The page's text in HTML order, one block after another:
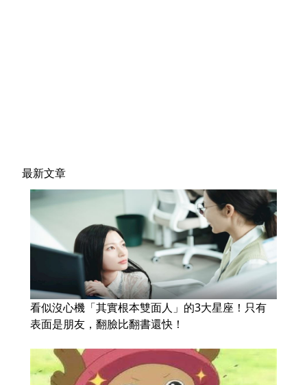
最新文章
看似沒心機「其實根本雙面人」的3大星座！只有
表面是朋友，翻臉比翻書還快！